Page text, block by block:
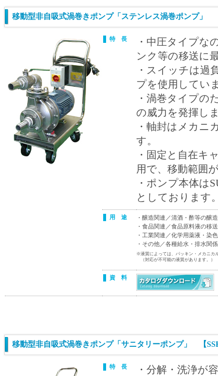
移動型非自吸式渦巻きポンプ「ステンレス渦巻ポンプ」
特 長
・中圧タイプな
ンク等の移送に
・スイッチは過
プを使用してい
・渦巻タイプの
の威力を発揮し
・軸封はメカニ
す。
・固定と自在キ
用で、移動範囲
・ポンプ本体は
としております
用 途
・醸造関連／清酒・酢等の醸
・食品関連／食品原料液の移
・工業関連／化学用薬液・染
・その他／各種給水・排水関
※液質によっては、パッキン・メカニカ
（対応が不可能の液質があります。）
資 料
移動型非自吸式渦巻きポンプ「サニタリーポンプ」 【
特 長
・分解・洗浄が